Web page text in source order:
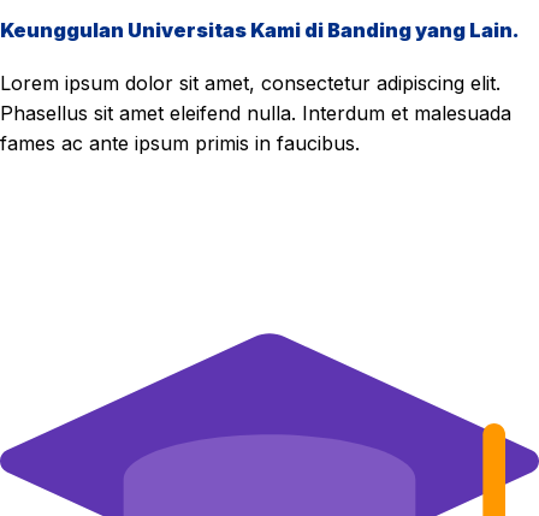
Keunggulan Universitas Kami di Banding yang Lain.
Lorem ipsum dolor sit amet, consectetur adipiscing elit.
Phasellus sit amet eleifend nulla. Interdum et malesuada
fames ac ante ipsum primis in faucibus.